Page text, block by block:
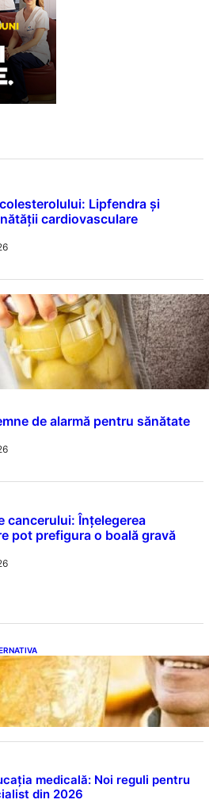
Lipfendra și
cardiovasculare
de alarmă pentru sănătate
cancerului: Înțelegerea
pot prefigura o boală gravă
băuturi esențiale pentru
glicemiei sub control pe timpul
specialistului
medicală: Noi reguli pentru
din 2026